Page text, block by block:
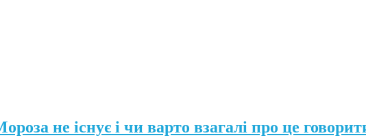
не існує і чи варто взагалі про це